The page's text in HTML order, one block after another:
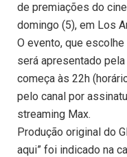
de premiações do
domingo (5), em Los
O evento, que
será apresentado
começa às 22h
pelo canal por
streaming Max.
Produção original do
aqui” foi indicado na